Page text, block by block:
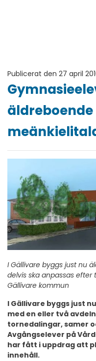
Publicerat den 27 april
I Gällivare byggs just nu
delvis ska anpassas efter
Gällivare kommun
I Gällivare byggs just
med en eller två
tornedalingar, samer
Avgångselever på
har fått i uppdrag att
innehåll.